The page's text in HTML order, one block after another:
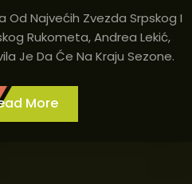
Od Najvećih Zvezda Srpskog I
Rukometa, Andrea Lekić,
Je Da Će Na Kraju Sezone.
More